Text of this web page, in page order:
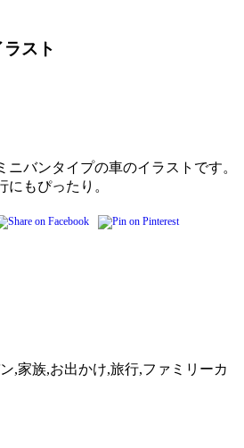
スト
バンタイプの車のイラストです。
もぴったり。
,家族,お出かけ,旅行,ファミリーカ